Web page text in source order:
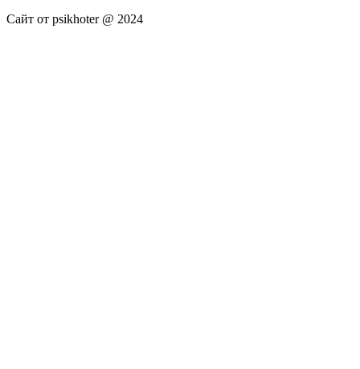
Сайт от psikhoter @ 2024